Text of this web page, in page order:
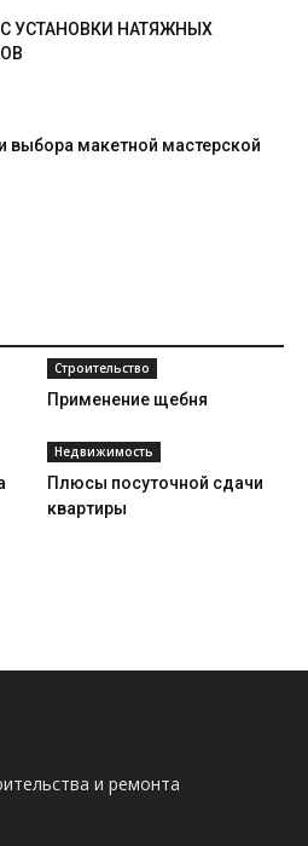
УСТАНОВКИ НАТЯЖНЫХ
выбора макетной мастерской
Строительство
Применение щебня
Недвижимость
Плюсы посуточной сдачи
квартиры
и ремонта